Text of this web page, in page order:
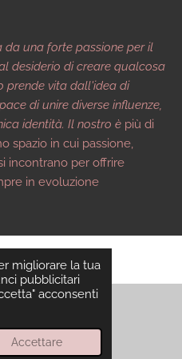
migliorare la tua
pubblicitari
acconsenti
Accettare
una forte passione per il
desiderio di creare qualcosa
prende vita dall'idea di
di unire diverse influenze,
identità. Il nostro è più di
spazio in cui passione,
incontrano per offrire
in evoluzione